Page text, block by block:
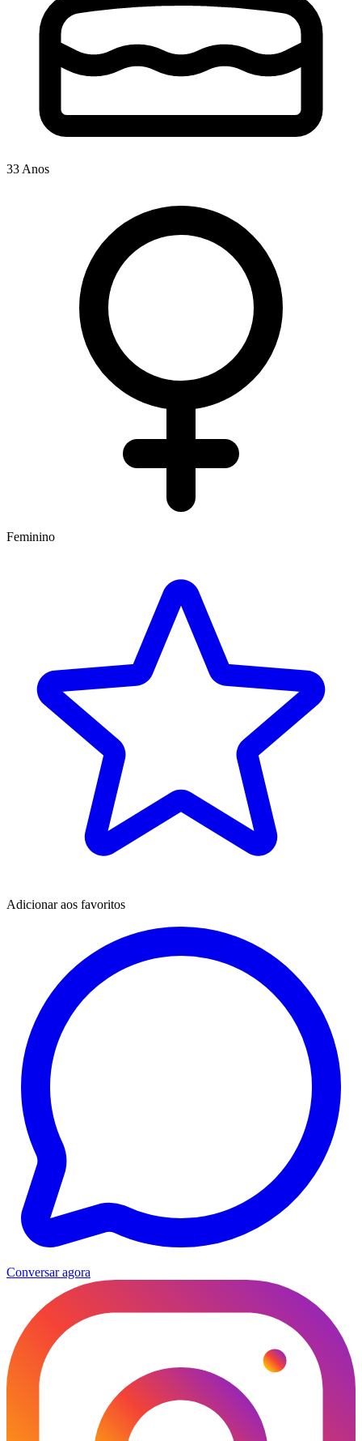
33 Anos
Feminino
Adicionar aos favoritos
Conversar agora